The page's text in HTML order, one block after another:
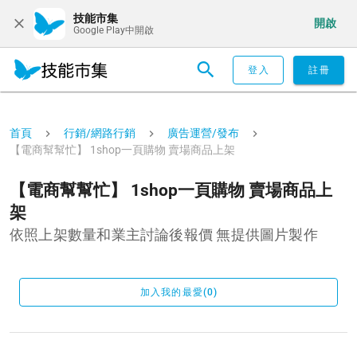
技能市集
Google Play中開啟
開啟
登入 註冊
首頁 行銷/網路行銷
廣告運營/發布
【電商幫幫忙】 1shop一頁購物 賣場商品上架
【電商幫幫忙】 1shop一頁購物 賣場商品上
架
依照上架數量和業主討論後報價 無提供圖片製作
加入我的最愛(0)